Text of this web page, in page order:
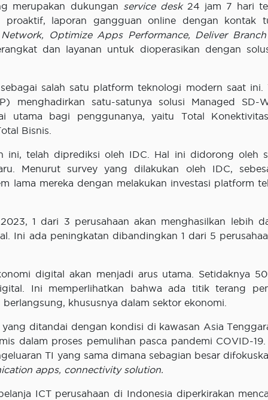
merupakan dukungan service desk24 jam 7 hari
proaktif, laporan gangguan online dengan kontak
Optimize Apps Performance, Deliver
dan layanan untuk dioperasikan dengan
salah satu platform teknologi modern saat ini.
menghadirkan satu-satunya solusi Managed SD-
utama bagi penggunanya, yaitu Total
Bisnis.
ini, telah diprediksi oleh IDC. Hal ini didorong oleh
Menurut survey yang dilakukan oleh IDC,
lama mereka dengan melakukan investasi platform
1 dari 3 perusahaan akan menghasilkan lebih
Ini ada peningkatan dibandingkan 1 dari 5
digital akan menjadi arus utama. Setidaknya
Ini memperlihatkan bahwa ada titik terang
khususnya dalam sektor ekonomi.
ditandai dengan kondisi di kawasan Asia
dalam proses pemulihan pasca pandemi COVID-19.
TI yang sama dimana sebagian besar
apps, connectivity solution.
ICT perusahaan di Indonesia diperkirakan